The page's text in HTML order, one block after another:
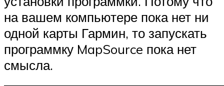
на вашем компьютере пока нет ни
одной карты Гармин, то запускать
программку MapSource пока нет
смысла.